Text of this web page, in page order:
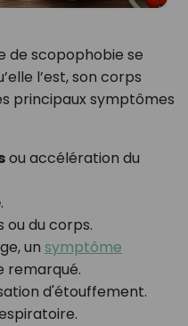
de scopophobie se
l’est, son corps
principaux symptômes
ou accélération du
.
ou du corps.
un symptôme
remarqué.
d'étouffement.